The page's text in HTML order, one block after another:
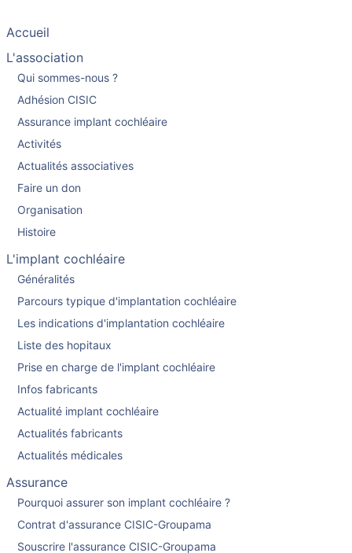
Accueil
L'association
Qui sommes-nous ?
Adhésion CISIC
Assurance implant cochléaire
Activités
Actualités associatives
Faire un don
Organisation
Histoire
L'implant cochléaire
Généralités
Parcours typique d'implantation cochléaire
Les indications d'implantation cochléaire
Liste des hopitaux
Prise en charge de l'implant cochléaire
Infos fabricants
Actualité implant cochléaire
Actualités fabricants
Actualités médicales
Assurance
Pourquoi assurer son implant cochléaire ?
Contrat d'assurance CISIC-Groupama
Souscrire l'assurance CISIC-Groupama